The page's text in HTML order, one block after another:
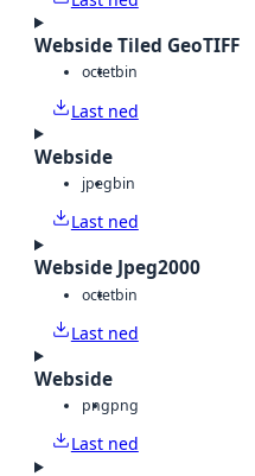
Webside Tiled GeoTIFF
octetbin
Last ned
Webside
jpegbin
Last ned
Webside Jpeg2000
octetbin
Last ned
Webside
pngpng
Last ned